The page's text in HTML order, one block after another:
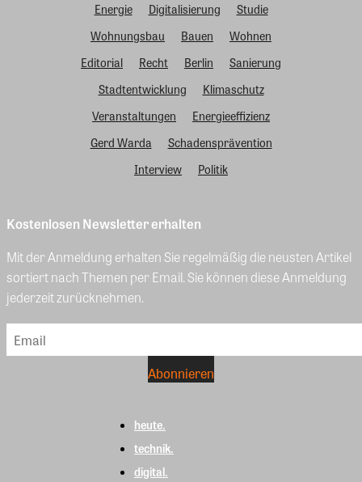
Energie Digitalisierung
Studie
Wohnungsbau
Bauen
Wohnen
Editorial
Recht Berlin
Sanierung
Stadtentwicklung
Klimaschutz
Veranstaltungen
Energieeffizienz
Gerd Warda
Schadensprävention
Interview
Politik
Kostenlosen Newsletter erhalten
Mit der Anmeldung erhalten Sie regelmäßig die neusten Artikel
sortiert nach Themen per Email. Sie können diese Anmeldung
jederzeit zurücknehmen.
heute.
technik.
digital.